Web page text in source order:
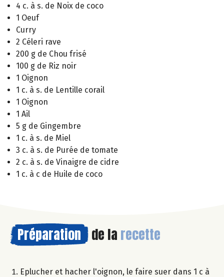
4 c. à s. de Noix de coco
1 Oeuf
Curry
2 Céleri rave
200 g de Chou frisé
100 g de Riz noir
1 Oignon
1 c. à s. de Lentille corail
1 Oignon
1 Ail
5 g de Gingembre
1 c. à s. de Miel
3 c. à s. de Purée de tomate
2 c. à s. de Vinaigre de cidre
1 c. à c de Huile de coco
Préparation de la recette
Eplucher et hacher l'oignon, le faire suer dans 1 c à